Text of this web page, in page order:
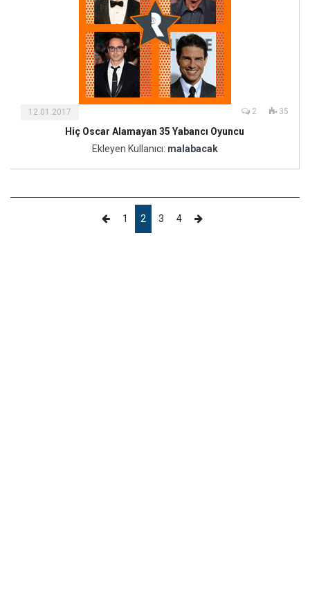
12.01.2017 2 35
Hiç Oscar Alamayan 35 Yabancı Oyuncu
Ekleyen Kullanıcı: malabacak
1 2 3 4